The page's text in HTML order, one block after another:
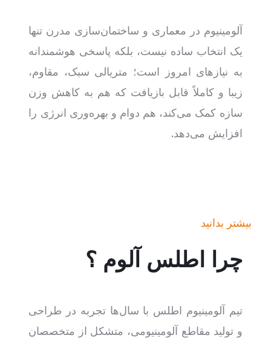
آلومینیوم در معماری و ساختمان‌سازی مدرن تنها
یک انتخاب ساده نیست، بلکه پاسخی هوشمندانه
به نیازهای امروز است؛ متریالی سبک، مقاوم،
زیبا و کاملاً قابل بازیافت که هم به کاهش وزن
سازه کمک می‌کند، هم دوام و بهره‌وری انرژی را
افزایش می‌دهد.
بیشتر بدانید
چرا اطلس آلوم ؟
تیم آلومینیوم اطلس با سال‌ها تجربه در طراحی
و تولید مقاطع آلومینیومی، متشکل از متخصصان